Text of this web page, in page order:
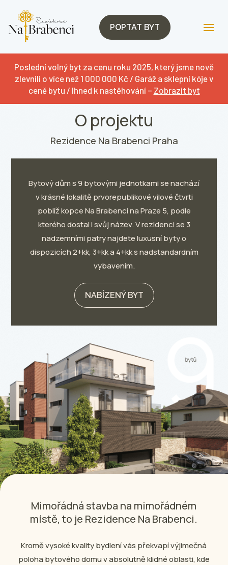
POPTAT BYT
Poslední volný byt za cenu roku 2025, který jsme nově
zlevnili o více než 1 000 000 Kč / Garáž a sklepní kóje v
ceně bytu / Ihned k nastěhování – Zobrazit byt
O projektu
Rezidence Na Brabenci Praha
Bytový dům s 9 bytovými jednotkami se nachází
v krásné lokalitě prvorepublikové vilové čtvrti
poblíž kopce Na Brabenci na Praze 5, podle
kterého dostal i svůj název. V rezidenci se 3
nadzemními patry najdete luxusní byty o
dispozicích 2+kk, 3+kk a 4+kk s nadstandardním
vybavením.
NABÍZENÝ BYT
Mimořádná stavba na mimořádném
místě, to je Rezidence Na Brabenci.
Kromě vysoké kvality bydlení vás překvapí výjimečná
poloha bytového domu v absolutně klidné oblasti, kde